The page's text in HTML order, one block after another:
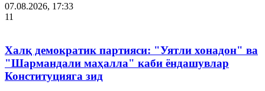
07.08.2026, 17:33
11
Халқ демократик партияси: "Уятли хонадон" ва
"Шармандали маҳалла" каби ёндашувлар
Конституцияга зид